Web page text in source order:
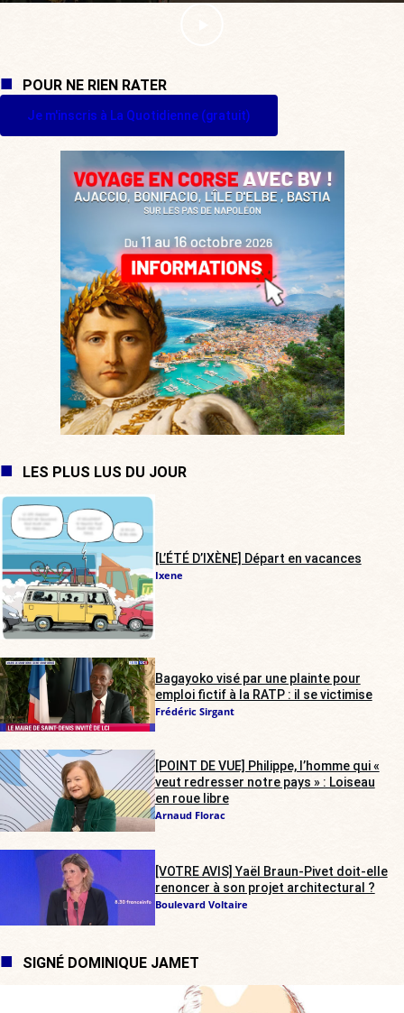
POUR NE RIEN RATER
Je m'inscris à La Quotidienne (gratuit)
LES PLUS LUS DU JOUR
[L’ÉTÉ D’IXÈNE] Départ en vacances
Ixene
Bagayoko visé par une plainte pour
emploi fictif à la RATP : il se victimise
Frédéric Sirgant
[POINT DE VUE] Philippe, l’homme qui «
veut redresser notre pays » : Loiseau
en roue libre
Arnaud Florac
[VOTRE AVIS] Yaël Braun-Pivet doit-elle
renoncer à son projet architectural ?
Boulevard Voltaire
SIGNÉ DOMINIQUE JAMET